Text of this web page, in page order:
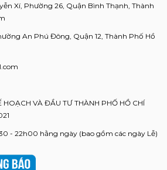
Xí, Phường 26, Quận Bình Thạnh, Thành
An Phú Đông, Quận 12, Thành Phố Hồ
HOẠCH VÀ ĐẦU TƯ THÀNH PHỐ HỒ CHÍ
- 22h00 hằng ngày (bao gồm các ngày Lễ)